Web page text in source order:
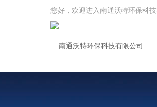
您好，欢迎进入南通沃特环保科技